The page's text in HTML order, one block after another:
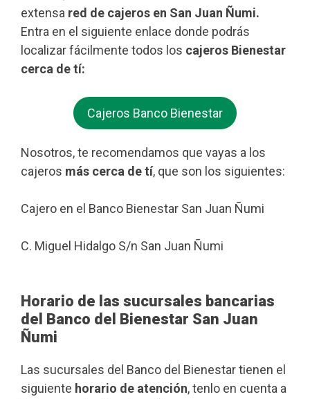
extensa red de cajeros en San Juan Ñumi.
Entra en el siguiente enlace donde podrás
localizar fácilmente todos los cajeros Bienestar
cerca de tí:
Cajeros Banco Bienestar
Nosotros, te recomendamos que vayas a los
cajeros más cerca de tí, que son los siguientes:
Cajero en el Banco Bienestar San Juan Ñumi
C. Miguel Hidalgo S/n San Juan Ñumi
Horario de las sucursales bancarias
del Banco del Bienestar San Juan
Ñumi
Las sucursales del Banco del Bienestar tienen el
siguiente horario de atención, tenlo en cuenta a